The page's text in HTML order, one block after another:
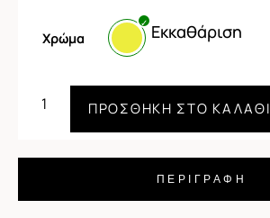
Χρώμα Εκκαθάριση
ΠΡΟΣΘΉΚΗ ΣΤΟ ΚΑΛΆΘΙ
ΠΕΡΙΓΡΑΦΗ